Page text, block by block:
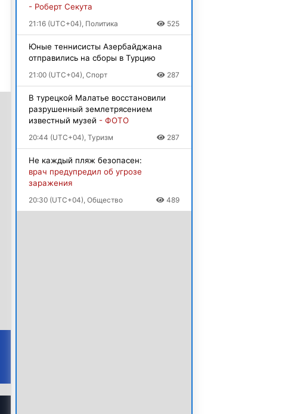
- Роберт Секута
21:16 (UTC+04), Политика 525
Юные теннисисты Азербайджана
отправились на сборы в Турцию
21:00 (UTC+04), Спорт 287
В турецкой Малатье восстановили
разрушенный землетрясением
известный музей - ФОТО
20:44 (UTC+04), Туризм 287
Не каждый пляж безопасен:
врач предупредил об угрозе
заражения
20:30 (UTC+04), Общество 489